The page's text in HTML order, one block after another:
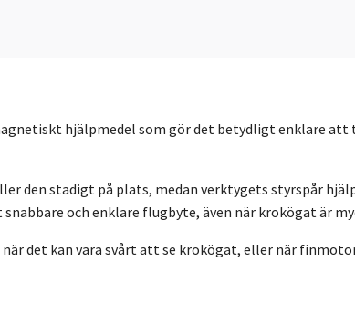
hjälpmedel som gör det betydligt enklare att
den stadigt på plats, medan verktygets styrspår
och enklare flugbyte, även när krokögat är
när det kan vara svårt att se krokögat, eller när